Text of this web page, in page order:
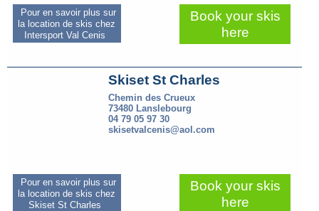
Pour en savoir plus sur
la location de skis chez
Intersport Val Cenis
Book your skis
here
Skiset St Charles
Chemin des Crueux
73480 Lanslebourg
04 79 05 97 30
skisetvalcenis@aol.com
Pour en savoir plus sur
la location de skis chez
Skiset St Charles
Book your skis
here